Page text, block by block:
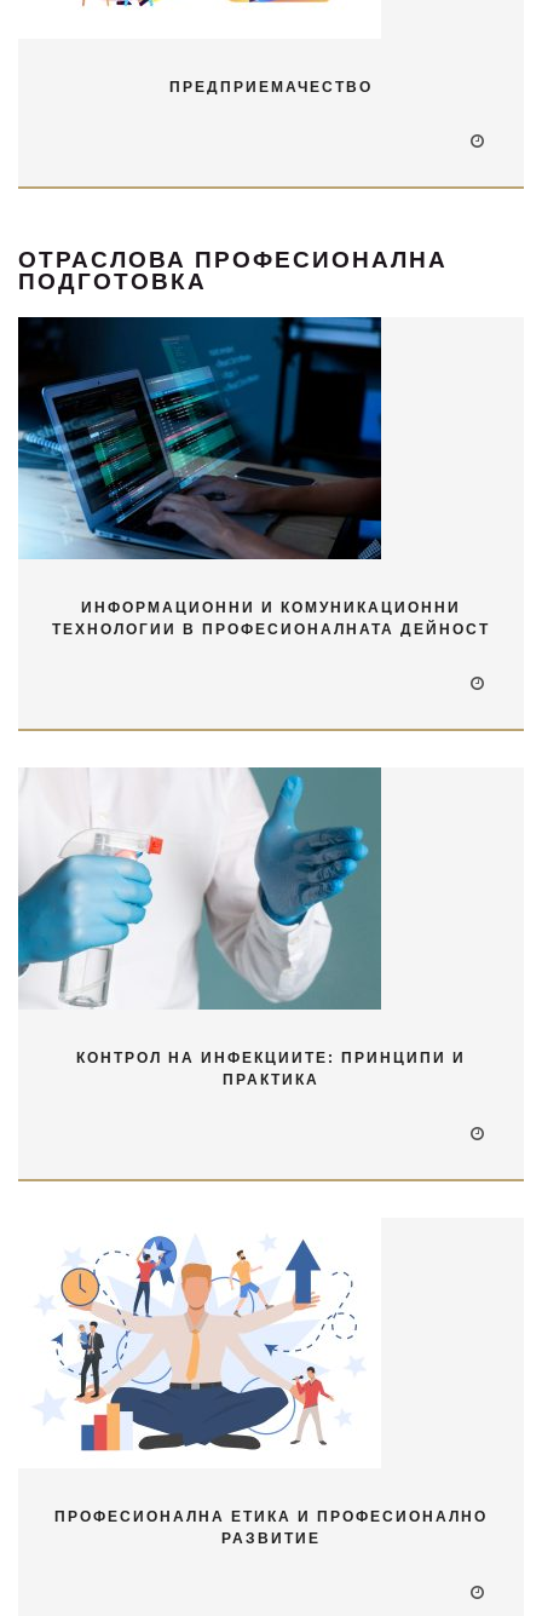
ПРЕДПРИЕМАЧЕСТВО
ОТРАСЛОВА ПРОФЕСИОНАЛНА
ПОДГОТОВКА
ИНФОРМАЦИОННИ И КОМУНИКАЦИОННИ
ТЕХНОЛОГИИ В ПРОФЕСИОНАЛНАТА ДЕЙНОСТ
КОНТРОЛ НА ИНФЕКЦИИТЕ: ПРИНЦИПИ И
ПРАКТИКА
ПРОФЕСИОНАЛНА ЕТИКА И ПРОФЕСИОНАЛНО
РАЗВИТИЕ